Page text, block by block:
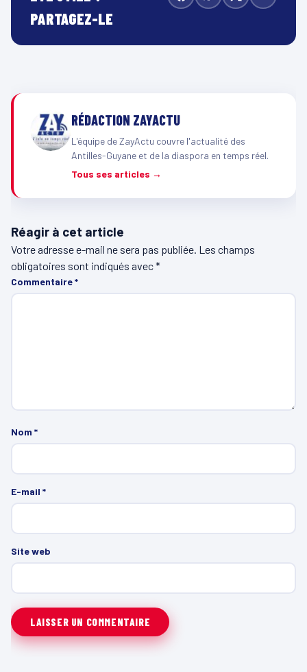
PARTAGEZ-LE
RÉDACTION ZAYACTU
L'équipe de ZayActu couvre l'actualité des
Antilles-Guyane et de la diaspora en temps réel.
Tous ses articles →
Réagir à cet article
Votre adresse e-mail ne sera pas publiée. Les champs
obligatoires sont indiqués avec*
Commentaire*
Nom *
E-mail *
Site web